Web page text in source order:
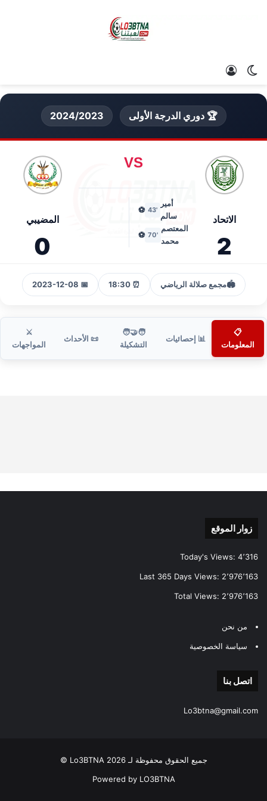
الوضع المظلم
🏆 دوري الدرجة الأولى 2024/2023
الاتحاد
2
VS
أمير
سالم
'43
⚽
المعتصم
محمد
'70
⚽
المضيبي
0
🏟️مجمع صلالة الرياضي ⏰ 18:30
📅 2023-12-08
📋
المعلومات
📊 إحصائيات
🧑‍🤝‍🧑
التشكيلة
📜 الأحداث
⚔️
المواجهات
زوار الموقع
Today's Views: 4٬316
Last 365 Days Views: 2٬976٬163
Total Views: 2٬976٬163
من نحن
سياسة الخصوصية
اتصل بنا
Lo3btna@gmail.com
جميع الحقوق محفوظة لـ Lo3BTNA 2026 ©
Powered by LO3BTNA